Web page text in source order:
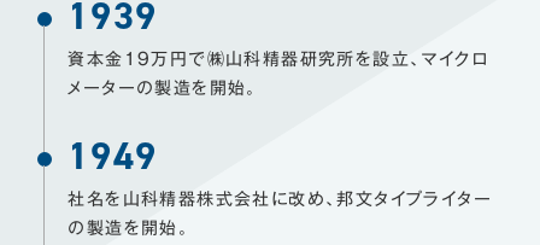
1939
資本金19万円で㈱山科精器研究所を設立、マイクロ
メーターの製造を開始。
1949
社名を山科精器株式会社に改め、邦文タイプライター
の製造を開始。